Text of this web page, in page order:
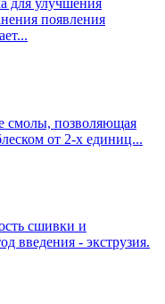
для улучшения
появления
смолы, позволяющая
от 2-х единиц...
сшивки и
введения - экструзия.